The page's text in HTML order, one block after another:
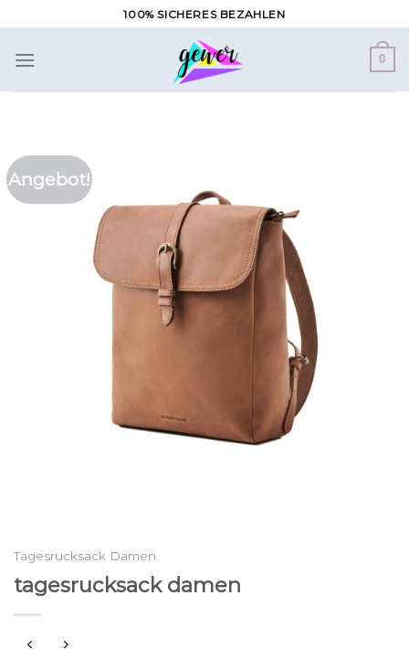
Inhalt
springen
100% SICHERES BEZAHLEN
0
Angebot!
Tagesrucksack Damen
tagesrucksack damen